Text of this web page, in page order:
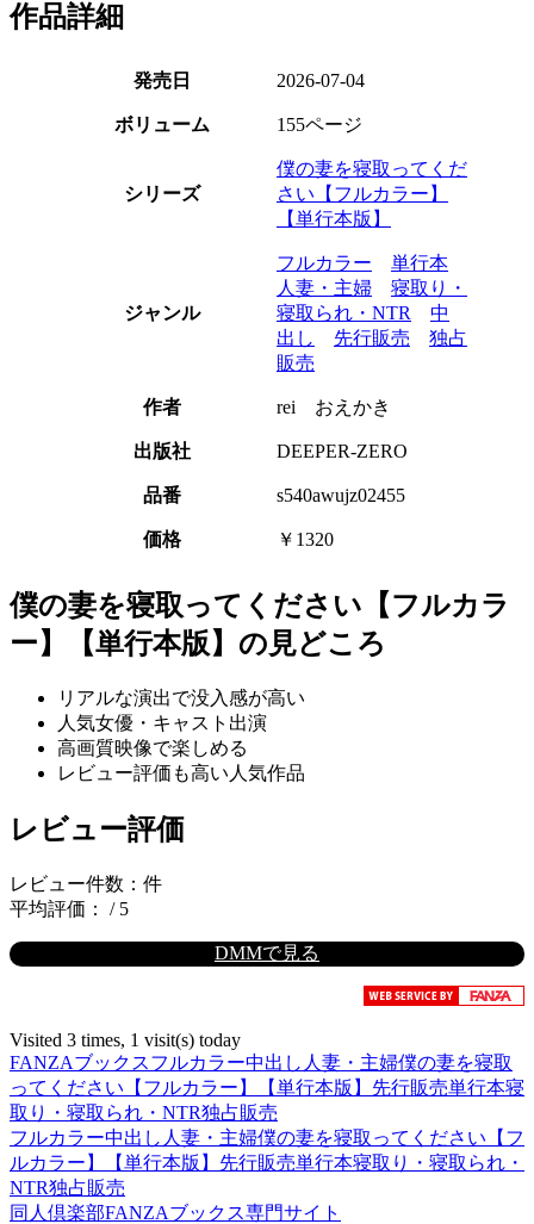
作品詳細
発売日 2026-07-04
ボリューム 155ページ
シリーズ
僕の妻を寝取ってくだ
さい【フルカラー】
【単行本版】
ジャンル
フルカラー
単行本
人妻・主婦
寝取り・
寝取られ・NTR
中
出し
先行販売
独占
販売
作者 rei おえかき
出版社 DEEPER-ZERO
品番 s540awujz02455
価格 ￥1320
僕の妻を寝取ってください【フルカラ
ー】【単行本版】の見どころ
リアルな演出で没入感が高い
人気女優・キャスト出演
高画質映像で楽しめる
レビュー評価も高い人気作品
レビュー評価
レビュー件数：件
平均評価： / 5
DMMで見る
Visited 3 times, 1 visit(s) today
FANZAブックスフルカラー中出し 人妻・主婦僕の妻を寝取
ってください【フルカラー】【単行本版】 先行販売単行本寝
取り・寝取られ・NTR独占販売
フルカラー中出し 人妻・主婦僕の妻を寝取ってください【フ
ルカラー】【単行本版】 先行販売単行本寝取り・寝取られ・
NTR独占販売
同人倶楽部FANZAブックス専門サイト